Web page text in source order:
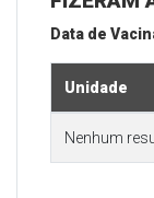
Data de
Unidade
Nenhum